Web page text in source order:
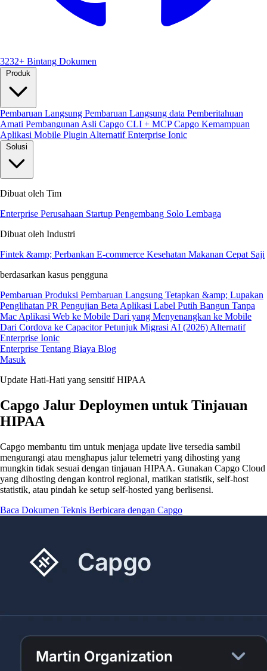
3232+ Bintang Dokumen
Produk
Pembaruan Langsung Pembaruan Langsung data Pemberitahuan
Amati Pembangunan Asli Capgo CLI + MCPCapgo Kemampuan
Aplikasi Mobile Plugin Alternatif Enterprise Ionic
Solusi
Dibuat oleh Tim
Enterprise Perusahaan Startup Pengembang Solo Lembaga
Dibuat oleh Industri
Fintek &amp; Perbankan E-commerce Kesehatan Makanan Cepat Saji
berdasarkan kasus pengguna
Pembaruan Produksi Pembaruan Langsung Tetapkan &amp; Lupakan
Penglihatan PR Pengujian Beta Aplikasi Label Putih Bangun Tanpa
Mac Aplikasi Web ke Mobile Dari yang Menyenangkan ke Mobile
Dari Cordova ke CapacitorPetunjuk Migrasi AI (2026) Alternatif
Enterprise Ionic
Enterprise Tentang Biaya Blog
Masuk
Update Hati-Hati yang sensitif HIPAA
Capgo Jalur Deploymen untuk Tinjauan
HIPAA
Capgo membantu tim untuk menjaga update live tersedia sambil
mengurangi atau menghapus jalur telemetri yang dihosting yang
mungkin tidak sesuai dengan tinjauan HIPAA. Gunakan Capgo Cloud
yang dihosting dengan kontrol regional, matikan statistik, self-host
statistik, atau pindah ke setup self-hosted yang berlisensi.
Baca Dokumen Teknis Berbicara dengan Capgo